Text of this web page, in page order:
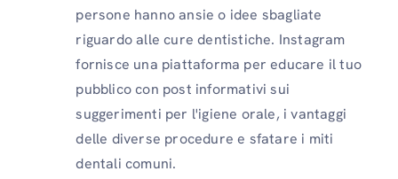
persone hanno ansie o idee sbagliate
riguardo alle cure dentistiche. Instagram
fornisce una piattaforma per educare il tuo
pubblico con post informativi sui
suggerimenti per l'igiene orale, i vantaggi
delle diverse procedure e sfatare i miti
dentali comuni.